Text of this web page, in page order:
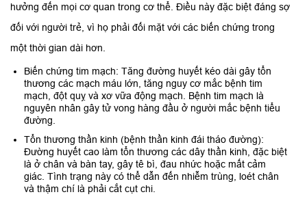
hưởng đến mọi cơ quan trong cơ thể. Điều này đặc biệt đáng sợ
đối với người trẻ, vì họ phải đối mặt với các biến chứng trong
một thời gian dài hơn.
Biến chứng tim mạch: Tăng đường huyết kéo dài gây tổn
thương các mạch máu lớn, tăng nguy cơ mắc bệnh tim
mạch, đột quỵ và xơ vữa động mạch. Bệnh tim mạch là
nguyên nhân gây tử vong hàng đầu ở người mắc bệnh tiểu
đường.
Tổn thương thần kinh (bệnh thần kinh đái tháo đường):
Đường huyết cao làm tổn thương các dây thần kinh, đặc biệt
là ở chân và bàn tay, gây tê bì, đau nhức hoặc mất cảm
giác. Tình trạng này có thể dẫn đến nhiễm trùng, loét chân
và thậm chí là phải cắt cụt chi.